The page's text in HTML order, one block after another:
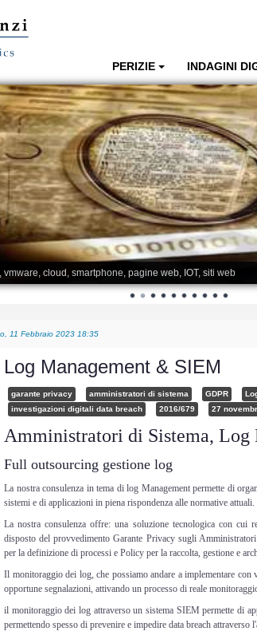
PERIZIE INDAGINI
cloud, smartphone, pagine web, IOT, siti web
11 Febbraio 2023 18:35
Log Management & SIEM
garante privacy amministratori di sistema GDPR
investigazioni digitali data breach
2016/679 27
Amministratori di Sistema,
Full outsourcing gestione log
La nostra consulenza in tema di log Management permette di
sistemi e di applicazioni in piena rispondenza alle normative attuali.
La nostra consulenza offre: una soluzione tecnologica con
disposto del provvedimento Garante Privacy sugli
per la definizione di processi e Policy per la raccolta, gestione e
Il monitoraggio dei log, che possiamo andare a implementare
opportune segnalazioni, attivando un processo di reale
il monitoraggio dei log attraverso un sistema SIEM permette di
permettendo spesso di prevenire e impedire data breach